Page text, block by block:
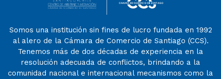
Somos una institución sin fines de lucro fundada en 1992
al alero de la Cámara de Comercio de Santiago (CCS).
Tenemos más de dos décadas de experiencia en la
resolución adecuada de conflictos, brindando a la
comunidad nacional e internacional mecanismos como la